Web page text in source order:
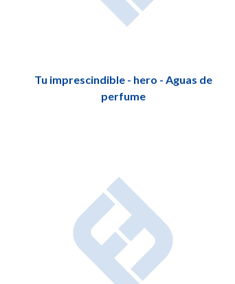
Tu imprescindible - hero - Aguas de
perfume